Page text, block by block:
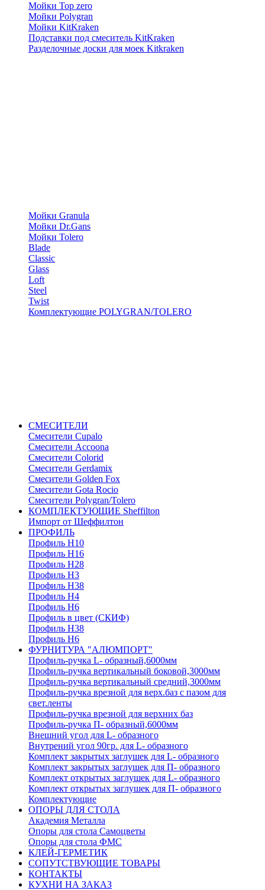
Мойки Top zero
Мойки Polygran
Мойки KitKraken
Подставки под смеситель KitKraken
Разделочные доски для моек Kitkraken
Мойки Granula
Мойки Dr.Gans
Мойки Tolero
Blade
Classic
Glass
Loft
Steel
Twist
Комплектующие POLYGRAN/TOLERO
СМЕСИТЕЛИ
Cмесители Cupalo
Смесители Accoona
Смесители Colorid
Смесители Gerdamix
Смесители Golden Fox
Смесители Gota Rocio
Смесители Polygran/Tolero
КОМПЛЕКТУЮЩИЕ Sheffilton
Импорт от Шеффилтон
ПРОФИЛЬ
Профиль H10
Профиль H16
Профиль H28
Профиль H3
Профиль H38
Профиль H4
Профиль H6
Профиль в цвет (СКИФ)
Профиль H38
Профиль H6
ФУРНИТУРА "АЛЮМПОРТ"
Профиль-ручка L- образный,6000мм
Профиль-ручка вертикальный боковой,3000мм
Профиль-ручка вертикальный средний,3000мм
Профиль-ручка врезной для верх.баз с пазом для
свет.ленты
Профиль-ручка врезной для верхних баз
Профиль-ручка П- образный,6000мм
Внешний угол для L- образного
Внутрений угол 90гр. для L- образного
Комплект закрытых заглушек для L- образного
Комплект закрытых заглушек для П- образного
Комплект открытых заглушек для L- образного
Комплект открытых заглушек для П- образного
Комплектующие
ОПОРЫ ДЛЯ СТОЛА
Академия Металла
Опоры для стола Самоцветы
Опоры для стола ФМС
КЛЕЙ-ГЕРМЕТИК
СОПУТСТВУЮЩИЕ ТОВАРЫ
КОНТАКТЫ
КУХНИ НА ЗАКАЗ